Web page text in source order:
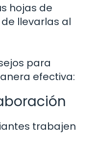
hojas de
llevarlas al
para
efectiva:
trabajen